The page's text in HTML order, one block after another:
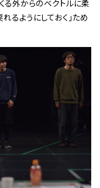
る外からのベクトルに柔
るようにしておく」ため